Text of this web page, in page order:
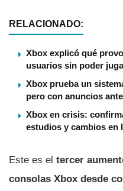
RELACIONADO:
Xbox explicó qué
usuarios sin poder
Xbox prueba un
pero con anuncios
Xbox en crisis:
estudios y cambios en
Este es el tercer
consolas Xbox desde